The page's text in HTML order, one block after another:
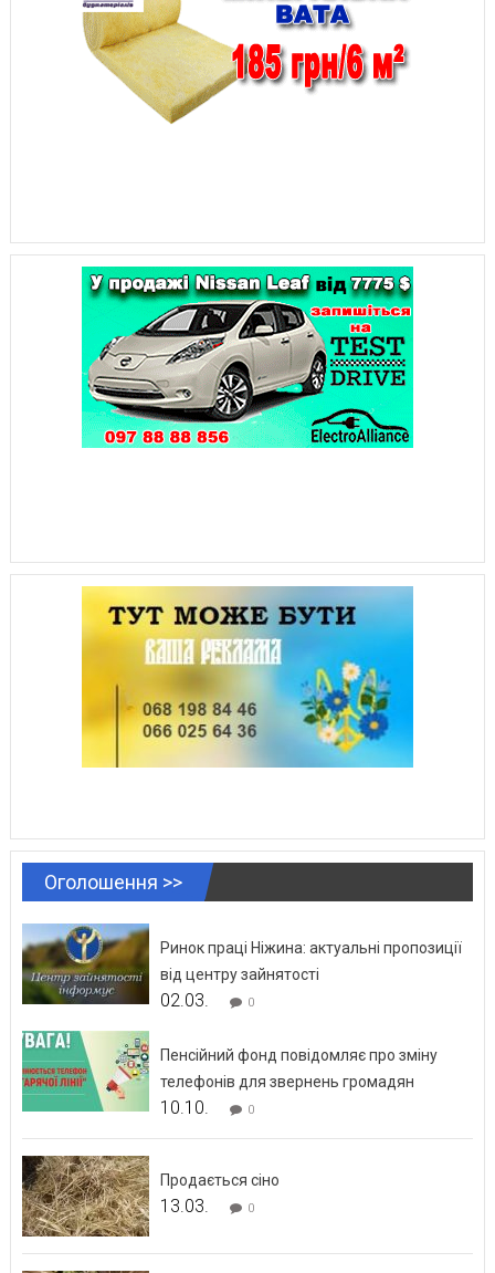
Оголошення >>
Ринок праці Ніжина: актуальні пропозиції
від центру зайнятості
02.03. 0
Пенсійний фонд повідомляє про зміну
телефонів для звернень громадян
10.10. 0
Продається сіно
13.03. 0